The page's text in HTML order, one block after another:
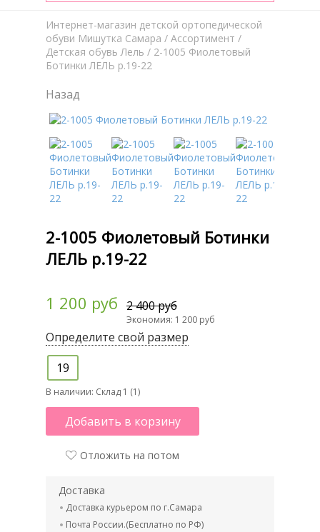
Интернет-магазин детской ортопедической
обуви Мишутка Самара / Aссортимент /
Детская обувь Лель / 2-1005 Фиолетовый
Ботинки ЛЕЛЬ р.19-22
Назад
2-1005 Фиолетовый Ботинки
ЛЕЛЬ р.19-22
1 200 руб 2 400 руб
Экономия: 1 200 руб
Определите свой размер
19
В наличии: Склад 1 (1)
Добавить в корзину
Отложить на потом
Доставка
Доставка курьером по г.Самара
Почта России.(Бесплатно по РФ)